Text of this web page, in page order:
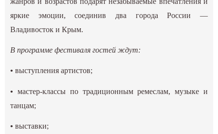
яркие эмоции, соединив два города России —
Владивосток и Крым.
В программе фестиваля гостей ждут:
•выступления артистов;
• мастер-классы по традиционным ремеслам, музыке и
танцам;
•выставки;